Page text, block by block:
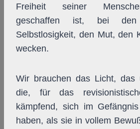
Freiheit seiner
geschaffen ist, bei
Selbstlosigkeit, den Mut, den
wecken.
Wir brauchen das Licht, das
die, für das
kämpfend, sich im
haben, als sie in vollem